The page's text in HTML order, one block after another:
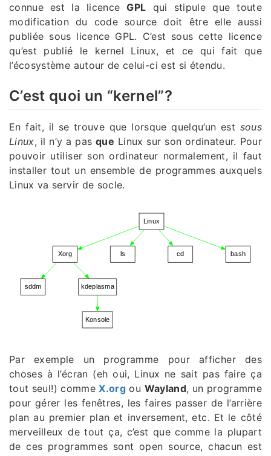
connue est la licenceGPL qui stipule que toute
modification du code source doit être elle aussi
publiée sous licence GPL. C’est sous cette licence
qu’est publié le kernel Linux, et ce qui fait que
l’écosystème autour de celui-ci est si étendu.
C’est quoi un “kernel”?
En fait, il se trouve que lorsque quelqu’un est sous
Linux, il n’y a pasque Linux sur son ordinateur. Pour
pouvoir utiliser son ordinateur normalement, il faut
installer tout un ensemble de programmes auxquels
Linux va servir de socle.
Linux
Xorg ls cd bash
sddm kdeplasma
Konsole
Par exemple un programme pour afficher des
choses à l’écran (eh oui, Linux ne sait pas faire ça
tout seul!) commeX.org ou Wayland, un programme
pour gérer les fenêtres, les faires passer de l’arrière
plan au premier plan et inversement, etc. Et le côté
merveilleux de tout ça, c’est que comme la plupart
de ces programmes sont open source, chacun est